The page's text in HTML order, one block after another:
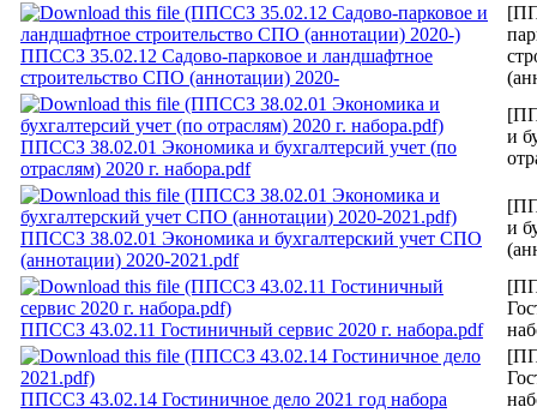
ППССЗ 35.02.12 Садово-парковое и ландшафтное
строительство СПО (аннотации) 2020-
ППССЗ 38.02.01 Экономика и бухгалтерсий учет (по
отраслям) 2020 г. набора.pdf
и
ППССЗ 38.02.01 Экономика и бухгалтерский учет СПО
(аннотации) 2020-2021.pdf
и
ППССЗ 43.02.11 Гостиничный сервис 2020 г. набора.pdf
ППССЗ 43.02.14 Гостиничное дело 2021 год набора